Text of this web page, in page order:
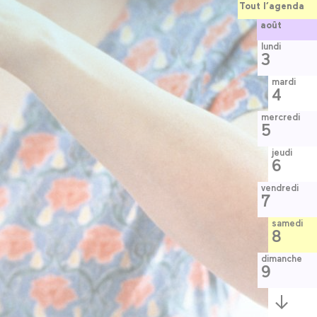
Tout l’agenda
août
lundi
3
mardi
4
mercredi
5
jeudi
6
vendredi
7
samedi
8
dimanche
9
Semaine
suivante